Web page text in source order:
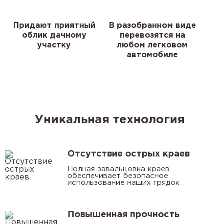
Придают приятный
облик дачному
участку
В разобранном виде
перевозятся на
любом легковом
автомобиле
Уникальная технология
Отсутствие острых краев
Полная завальцовка краев
обеспечивает безопасное
использование наших грядок
Повышенная прочность